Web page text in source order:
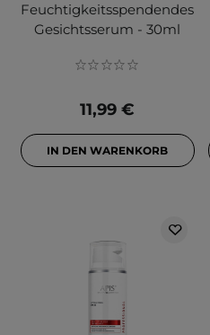
Feuchtigkeitsspendendes
Gesichtsserum - 30ml
11,99 €
IN DEN WARENKORB